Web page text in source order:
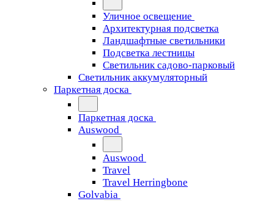
Уличное освещение
Архитектурная подсветка
Ландшафтные светильники
Подсветка лестницы
Светильник садово-парковый
Светильник аккумуляторный
Паркетная доска
Паркетная доска
Auswood
Auswood
Travel
Travel Herringbone
Golvabia